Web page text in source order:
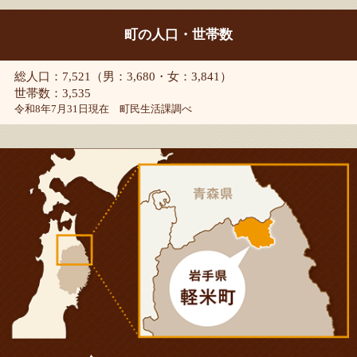
町の人口・世帯数
総人口：7,521（男：3,680・女：3,841）
世帯数：3,535
令和8年7月31日現在 町民生活課調べ